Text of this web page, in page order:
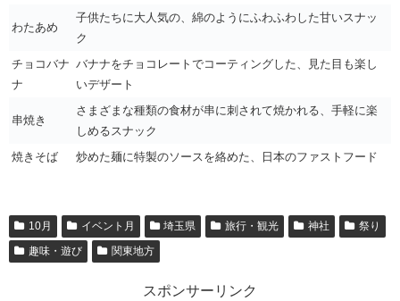
わたあめ
子供たちに大人気の、綿のようにふわふわした甘いスナッ
ク
チョコバナ
ナ
バナナをチョコレートでコーティングした、見た目も楽し
いデザート
串焼き
さまざまな種類の食材が串に刺されて焼かれる、手軽に楽
しめるスナック
焼きそば
炒めた麺に特製のソースを絡めた、日本のファストフード
10月 イベント月 埼玉県 旅行・観光 神社
祭り
趣味・遊び
関東地方
スポンサーリンク